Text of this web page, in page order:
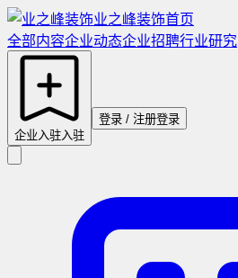
业之峰装饰首页
全部内容企业动态企业招聘行业研究
企业入驻入驻
登录 / 注册登录